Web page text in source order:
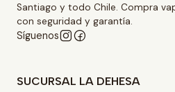
Santiago y todo Chile. Compra
con seguridad y garantía.
Síguenos
SUCURSAL LA DEHESA